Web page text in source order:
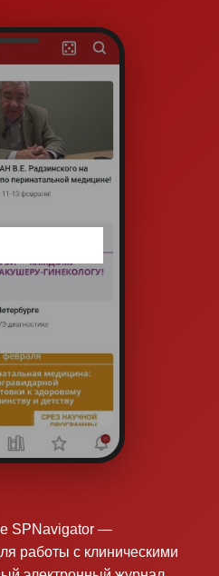
SPNavigator —
работы с клиническими